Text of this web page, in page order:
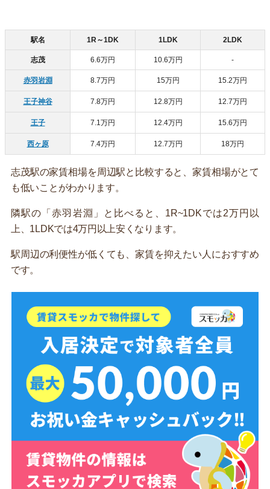
駅名 1R～1DK 1LDK 2LDK
志茂 6.6万円 10.6万円 -
赤羽岩淵 8.7万円 15万円 15.2万円
王子神谷 7.8万円 12.8万円 12.7万円
王子 7.1万円 12.4万円 15.6万円
西ヶ原 7.4万円 12.7万円 18万円
志茂駅の家賃相場を周辺駅と比較すると、家賃相場がとて
も低いことがわかります。
隣駅の「赤羽岩淵」と比べると、1R~1DKでは2万円以
上、1LDKでは4万円以上安くなります。
駅周辺の利便性が低くても、家賃を抑えたい人におすすめ
です。